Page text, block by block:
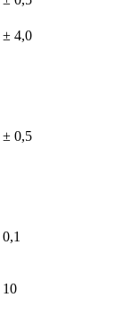
± 4,0
± 0,5
0,1
10